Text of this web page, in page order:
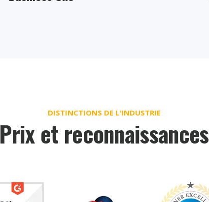
DISTINCTIONS DE L'INDUSTRIE
Prix et reconnaissances